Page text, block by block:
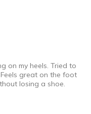
on my heels. Tried to
great on the foot
losing a shoe.